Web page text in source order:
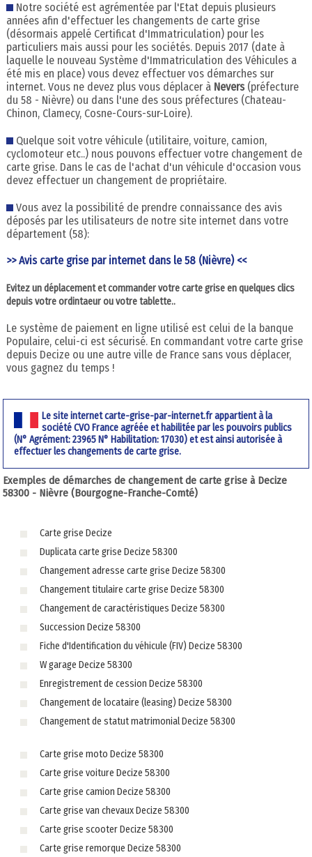
Notre société est agrémentée par l'Etat depuis plusieurs
années afin d'effectuer les changements de carte grise
(désormais appelé Certificat d'Immatriculation) pour les
particuliers mais aussi pour les sociétés. Depuis 2017 (date à
laquelle le nouveau Système d'Immatriculation des Véhicules a
été mis en place) vous devez effectuer vos démarches sur
internet. Vous ne devez plus vous déplacer à Nevers(préfecture
du 58 - Nièvre) ou dans l'une des sous préfectures (Chateau-
Chinon, Clamecy, Cosne-Cours-sur-Loire).
Quelque soit votre véhicule (utilitaire, voiture, camion,
cyclomoteur etc..) nous pouvons effectuer votre changement de
carte grise. Dans le cas de l'achat d'un véhicule d'occasion vous
devez effectuer un changement de propriétaire.
Vous avez la possibilité de prendre connaissance des avis
déposés par les utilisateurs de notre site internet dans votre
département (58):
>> Avis carte grise par internet dans le 58 (Nièvre) <<
Evitez un déplacement et commander votre carte grise en quelques clics
depuis votre ordintaeur ou votre tablette..
Le système de paiement en ligne utilisé est celui de la banque
Populaire, celui-ci est sécurisé. En commandant votre carte grise
depuis Decize ou une autre ville de France sans vous déplacer,
vous gagnez du temps !
Le site internet carte-grise-par-internet.fr appartient à la
société CVO France agréée et habilitée par les pouvoirs publics
(N° Agrément: 23965 N° Habilitation: 17030) et est ainsi autorisée à
effectuer les changements de carte grise.
Exemples de démarches de changement de carte grise à Decize
58300 - Nièvre (Bourgogne-Franche-Comté)
Carte grise Decize
Duplicata carte grise Decize 58300
Changement adresse carte grise Decize 58300
Changement titulaire carte grise Decize 58300
Changement de caractéristiques Decize 58300
Succession Decize 58300
Fiche d'Identification du véhicule (FIV) Decize 58300
W garage Decize 58300
Enregistrement de cession Decize 58300
Changement de locataire (leasing) Decize 58300
Changement de statut matrimonial Decize 58300
Carte grise moto Decize 58300
Carte grise voiture Decize 58300
Carte grise camion Decize 58300
Carte grise van chevaux Decize 58300
Carte grise scooter Decize 58300
Carte grise remorque Decize 58300